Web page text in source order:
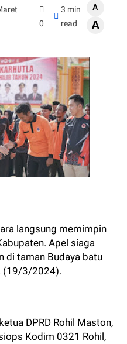
0
3 min
read
A
A
langsung memimpin
Apel siaga
di taman Budaya batu
(19/3/2024).
DPRD Rohil Maston,
Kodim 0321 Rohil,